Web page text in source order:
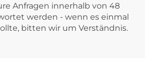
Anfragen innerhalb von 48
werden - wenn es einmal
bitten wir um Verständnis.